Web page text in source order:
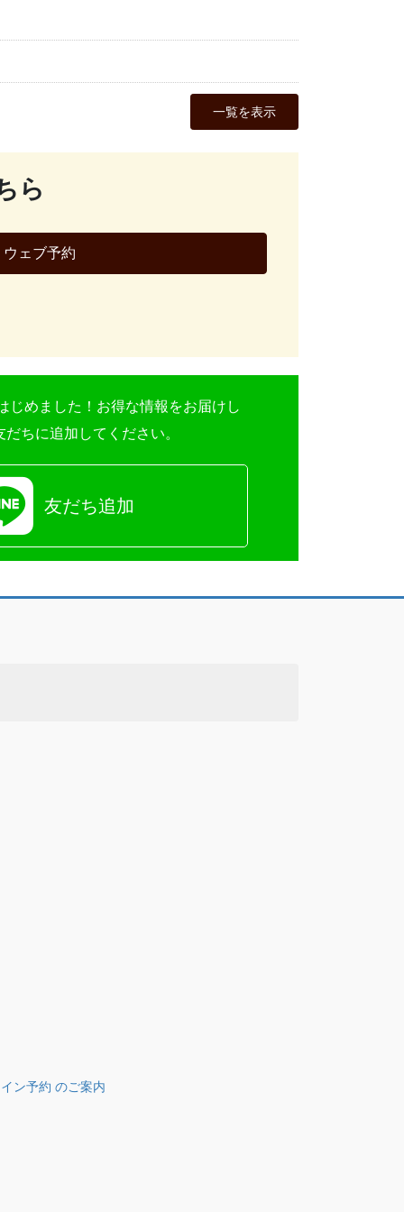
一覧を表示
ら
ウェブ予約
じめました！お得な情報をお届けし
ちに追加してください。
友だち追加
ン予約 のご案内